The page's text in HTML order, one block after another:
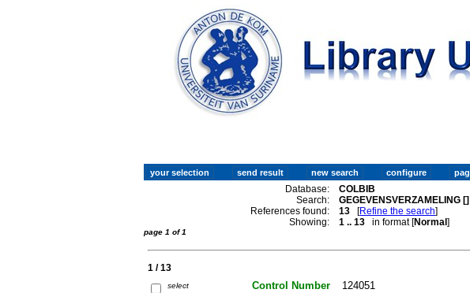
Database:
COLBIB
Search:
GEGEVENSVERZAMELING []
References found:
13 [Refine the search]
Showing:
1 .. 13 in format [Normal]
page 1 of 1
1 / 13
select Control Number
124051